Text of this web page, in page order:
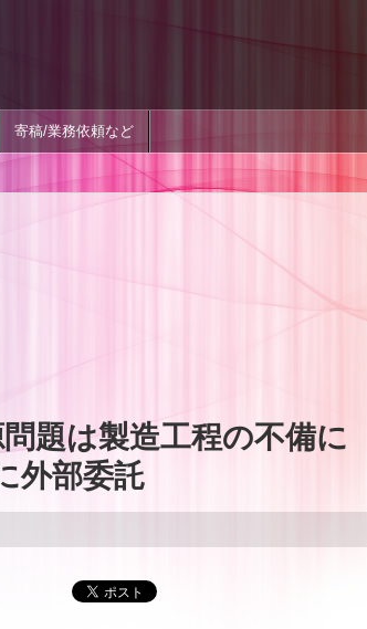
寄稿/業務依頼など
題は製造工程の不備に
外部委託